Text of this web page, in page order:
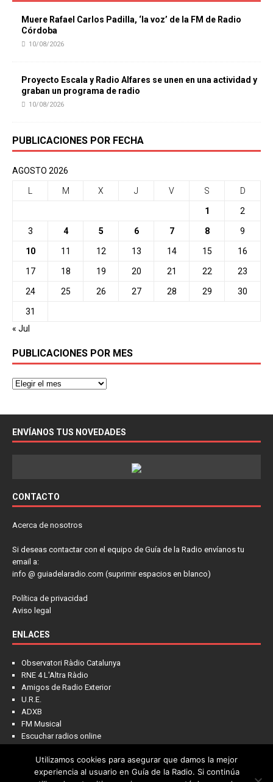
Muere Rafael Carlos Padilla, ‘la voz’ de la FM de Radio
Córdoba
10/08/2026
Proyecto Escala y Radio Alfares se unen en una actividad y
graban un programa de radio
10/08/2026
PUBLICACIONES POR FECHA
AGOSTO 2026
M X J V S D
1 2
3 4 5 6 7 8 9
10 11 12 13 14 15 16
17 18 19 20 21 22 23
24 25 26 27 28 29 30
31
« Jul
PUBLICACIONES POR MES
ENVÍANOS TUS NOVEDADES
CONTACTO
Acerca de nosotros
Si deseas contactar con el equipo de Guía de la Radio envíanos tu
email a:
info @ guiadelaradio.com (suprimir espacios en blanco)
Política de privacidad
Aviso legal
ENLACES
Observatori Ràdio Catalunya
RNE 4 L'Altra Ràdio
Amigos de Radio Exterior
U.R.E.
ADXB
FM Musical
Escuchar radios online
Utilizamos cookies para asegurar que damos la mejor
experiencia al usuario en Guía de la Radio. Si continúa